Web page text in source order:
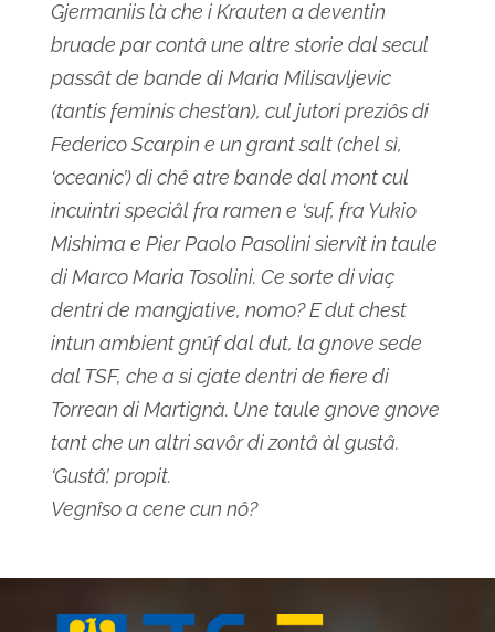
Gjermaniis là che i Krauten a deventin
bruade par contâ une altre storie dal secul
passât de bande di Maria Milisavljevic
(tantis feminis chest’an), cul jutori preziôs di
Federico Scarpin e un grant salt (chel sì,
‘oceanic’) di chê atre bande dal mont cul
incuintri speciâl fra ramen e ‘suf, fra Yukio
Mishima e Pier Paolo Pasolini siervît in taule
di Marco Maria Tosolini. Ce sorte di viaç
dentri de mangjative, nomo? E dut chest
intun ambient gnûf dal dut, la gnove sede
dal TSF, che a si cjate dentri de fiere di
Torrean di Martignà. Une taule gnove gnove
tant che un altri savôr di zontâ àl gustâ.
‘Gustâ’, propit.
Vegnîso a cene cun nô?